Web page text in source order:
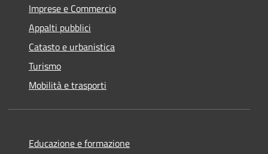
Imprese e Commercio
Appalti pubblici
Catasto e urbanistica
Turismo
Mobilità e trasporti
Educazione e formazione